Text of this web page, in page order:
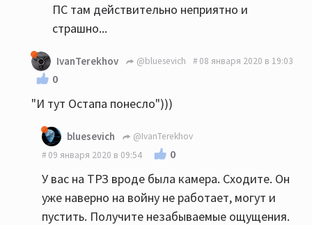
ПС там действительно неприятно и
страшно...
IvanTerekhov @bluesevich 08 января 2020 в 19:03
0
"И тут Остапа понесло")))
bluesevich
@IvanTerekhov
09 января 2020 в 09:54
0
У вас на ТРЗ вроде была камера. Сходите. Он
уже наверно на войну не работает, могут и
пустить. Получите незабываемые ощущения.